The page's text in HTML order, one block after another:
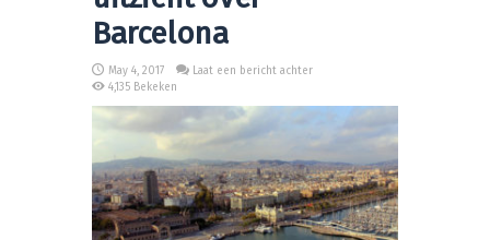
Barcelona
May 4, 2017
Laat een bericht achter
4,135 Bekeken